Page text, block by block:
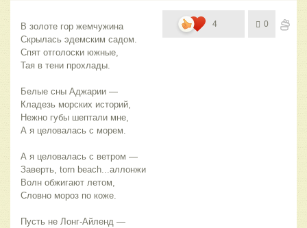
В золоте гор жемчужина
Скрылась эдемским садом.
Спят отголоски южные,
Тая в тени прохлады.
Белые сны Аджарии —
Кладезь морских историй,
Нежно губы шептали мне,
А я целовалась с морем.
А я целовалась с ветром —
Заверть, torn beach...аллонжи
Волн обжигают летом,
Словно мороз по коже.
Пусть не Лонг-Айленд —
4 0